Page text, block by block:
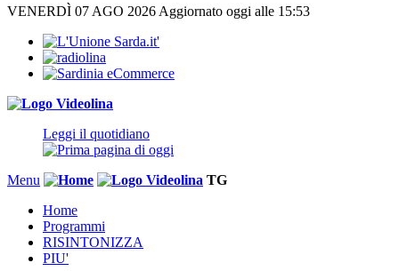
VENERDÌ 07 AGO 2026 Aggiornato oggi alle 15:53
Leggi il quotidiano
Menu
TG
Home
Programmi
RISINTONIZZA
PIU'